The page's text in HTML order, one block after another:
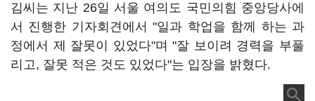
김씨는 지난 26일 서울 여의도 국민의힘 중앙당사에
서 진행한 기자회견에서 "일과 학업을 함께 하는 과
정에서 제 잘못이 있었다"며 "잘 보이려 경력을 부풀
리고, 잘못 적은 것도 있었다"는 입장을 밝혔다.